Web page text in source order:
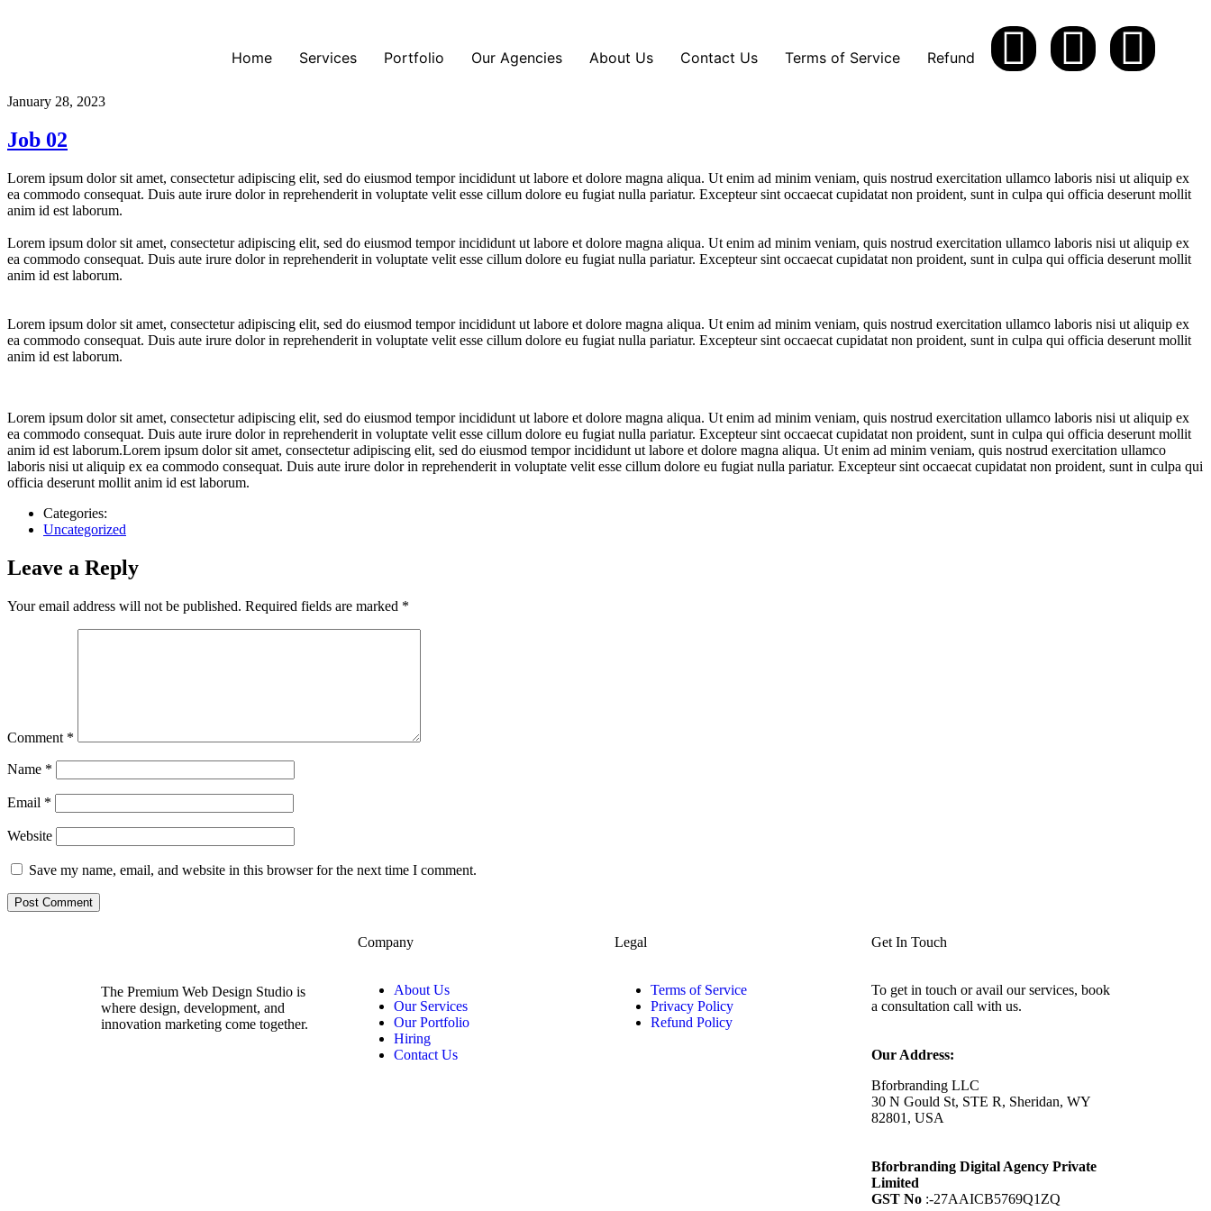
Home Services Portfolio Our Agencies About Us Contact Us Terms of Service Refund
January 28, 2023
Job 02
Lorem ipsum dolor sit amet, consectetur adipiscing elit, sed do eiusmod tempor incididunt ut labore et dolore magna aliqua. Ut enim ad minim veniam, quis nostrud exercitation ullamco laboris nisi ut aliquip ex
ea commodo consequat. Duis aute irure dolor in reprehenderit in voluptate velit esse cillum dolore eu fugiat nulla pariatur. Excepteur sint occaecat cupidatat non proident, sunt in culpa qui officia deserunt mollit
anim id est laborum.
Lorem ipsum dolor sit amet, consectetur adipiscing elit, sed do eiusmod tempor incididunt ut labore et dolore magna aliqua. Ut enim ad minim veniam, quis nostrud exercitation ullamco laboris nisi ut aliquip ex
ea commodo consequat. Duis aute irure dolor in reprehenderit in voluptate velit esse cillum dolore eu fugiat nulla pariatur. Excepteur sint occaecat cupidatat non proident, sunt in culpa qui officia deserunt mollit
anim id est laborum.
Lorem ipsum dolor sit amet, consectetur adipiscing elit, sed do eiusmod tempor incididunt ut labore et dolore magna aliqua. Ut enim ad minim veniam, quis nostrud exercitation ullamco laboris nisi ut aliquip ex
ea commodo consequat. Duis aute irure dolor in reprehenderit in voluptate velit esse cillum dolore eu fugiat nulla pariatur. Excepteur sint occaecat cupidatat non proident, sunt in culpa qui officia deserunt mollit
anim id est laborum.
Lorem ipsum dolor sit amet, consectetur adipiscing elit, sed do eiusmod tempor incididunt ut labore et dolore magna aliqua. Ut enim ad minim veniam, quis nostrud exercitation ullamco laboris nisi ut aliquip ex
ea commodo consequat. Duis aute irure dolor in reprehenderit in voluptate velit esse cillum dolore eu fugiat nulla pariatur. Excepteur sint occaecat cupidatat non proident, sunt in culpa qui officia deserunt mollit
anim id est laborum.Lorem ipsum dolor sit amet, consectetur adipiscing elit, sed do eiusmod tempor incididunt ut labore et dolore magna aliqua. Ut enim ad minim veniam, quis nostrud exercitation ullamco
laboris nisi ut aliquip ex ea commodo consequat. Duis aute irure dolor in reprehenderit in voluptate velit esse cillum dolore eu fugiat nulla pariatur. Excepteur sint occaecat cupidatat non proident, sunt in culpa qui
officia deserunt mollit anim id est laborum.
Categories:
Uncategorized
Leave a Reply
Your email address will not be published. Required fields are marked *
Comment *
Name *
Email *
Website
Save my name, email, and website in this browser for the next time I comment.
The Premium Web Design Studio is
where design, development, and
innovation marketing come together.
Company
About Us
Our Services
Our Portfolio
Hiring
Contact Us
Legal
Terms of Service
Privacy Policy
Refund Policy
Get In Touch
To get in touch or avail our services, book
a consultation call with us.
Our Address:
Bforbranding LLC
30 N Gould St, STE R, Sheridan, WY
82801, USA
Bforbranding Digital Agency Private
Limited
GST No :-27AAICB5769Q1ZQ